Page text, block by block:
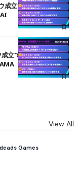
成立で下値追う展開
立で1.185ドルを狙う
View All
Games